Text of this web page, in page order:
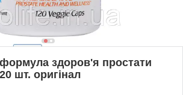
здоров'я простати
шт. оригінал